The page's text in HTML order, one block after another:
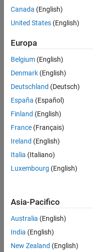
Python Package Integration
COM Component Integration
Production Server
Microservices
Simulink FMU Builder
Canada (English)
United States (English)
Europa
Belgium (English)
Denmark (English)
Deutschland (Deutsch)
España (Español)
Finland (English)
France (Français)
Ireland (English)
Italia (Italiano)
Luxembourg (English)
Asia-Pacifico
Australia (English)
India (English)
New Zealand (English)
Centro di fiducia
Antipirateria
Stato
© 1994-2026 The